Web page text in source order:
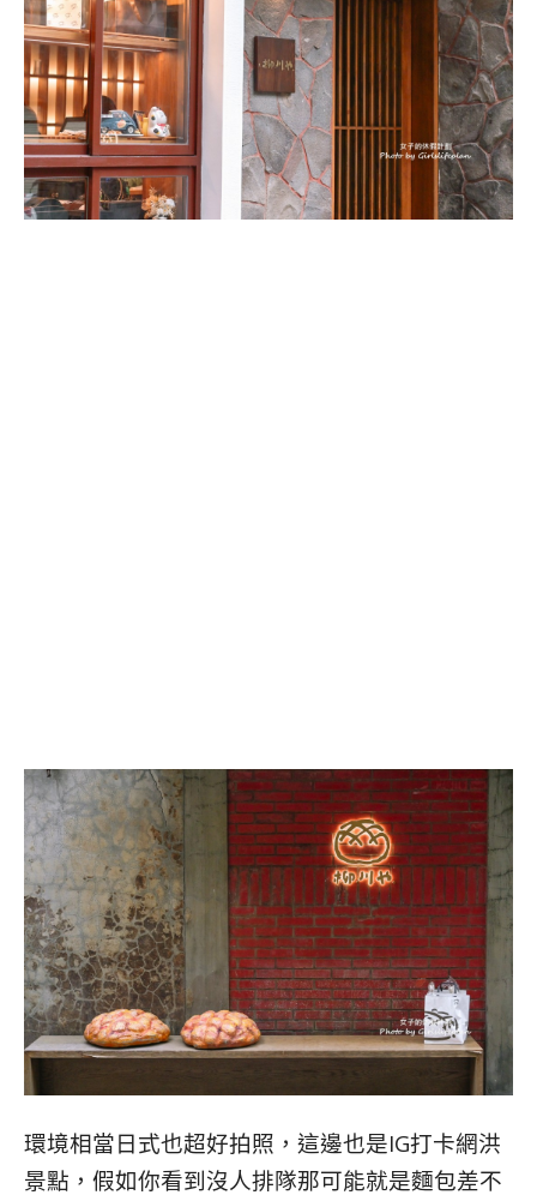
環境相當日式也超好拍照，這邊也是IG打卡網洪
景點，假如你看到沒人排隊那可能就是麵包差不